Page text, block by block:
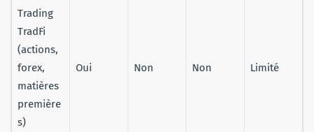
Trading
TradFi
(actions,
forex,
matières
première
s)
Oui Non Non Limité